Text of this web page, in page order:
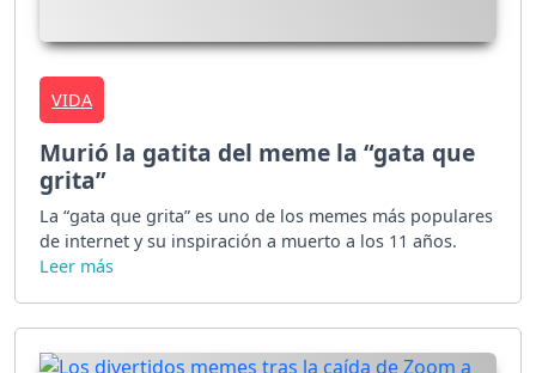
VIDA
Murió la gatita del meme la “gata que
grita”
La “gata que grita” es uno de los memes más populares
de internet y su inspiración a muerto a los 11 años.